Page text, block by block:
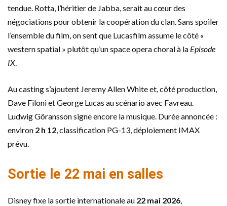
tendue. Rotta, l’héritier de Jabba, serait au cœur des
négociations pour obtenir la coopération du clan. Sans spoiler
l’ensemble du film, on sent que Lucasfilm assume le côté «
western spatial » plutôt qu’un space opera choral à la Episode
IX.
Au casting s’ajoutent Jeremy Allen White et, côté production,
Dave Filoni et George Lucas au scénario avec Favreau.
Ludwig Göransson signe encore la musique. Durée annoncée :
environ 2 h 12, classification PG-13, déploiement IMAX
prévu.
Sortie le 22 mai en salles
Disney fixe la sortie internationale au 22 mai 2026,